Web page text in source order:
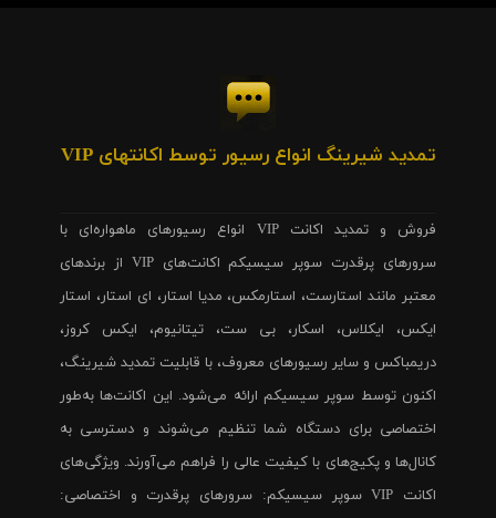
تمدید شیرینگ انواع رسیور توسط اکانتهای VIP
فروش و تمدید اکانت VIP انواع رسیورهای ماهواره‌ای با
سرورهای پرقدرت سوپر سیسیکم اکانت‌های VIP از برندهای
معتبر مانند استارست، استارمکس، مدیا استار، ای استار، استار
ایکس، ایکلاس، اسکار، بی ست، تیتانیوم، ایکس کروز،
دریمباکس و سایر رسیورهای معروف، با قابلیت تمدید شیرینگ،
اکنون توسط سوپر سیسیکم ارائه می‌شود. این اکانت‌ها به‌طور
اختصاصی برای دستگاه شما تنظیم می‌شوند و دسترسی به
کانال‌ها و پکیج‌های با کیفیت عالی را فراهم می‌آورند. ویژگی‌های
اکانت VIP سوپر سیسیکم: سرورهای پرقدرت و اختصاصی: